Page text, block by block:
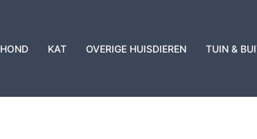
HOND KAT OVERIGE HUISDIEREN TUIN &